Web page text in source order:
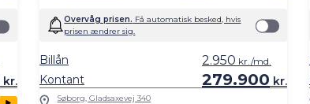
kr.
Overvåg prisen. Få automatisk besked, hvis
prisen ændrer sig.
Kontant 279.900 kr.
Billån 2.950 kr./md.
Søborg, Gladsaxevej 340